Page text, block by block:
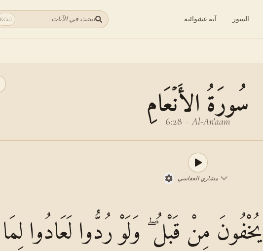
السور آية عشوائية ابحث في الآيات... Ctrl
K
سُورَةُ الأَنۡعَامِ
Al-An'aam
·
6:28
مشاري العفاسي
مِنْ قَبْلُ ۖ وَلَوْ رُدُّوا لَعَادُوا لِمَا